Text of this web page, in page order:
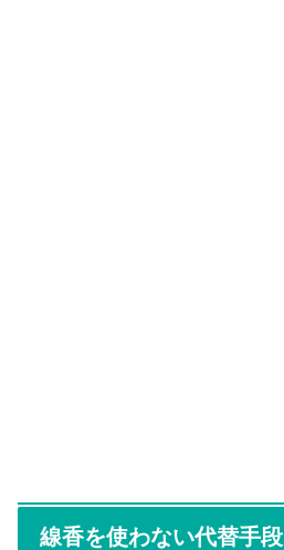
線香を使わない代替手段